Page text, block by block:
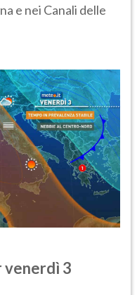
e nei Canali delle
venerdì 3